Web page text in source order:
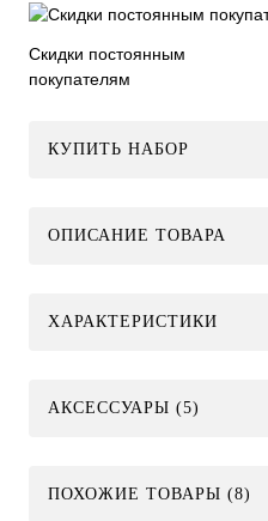
Скидки постоянным
покупателям
КУПИТЬ НАБОР
ОПИСАНИЕ ТОВАРА
ХАРАКТЕРИСТИКИ
АКСЕССУАРЫ (5)
ПОХОЖИЕ ТОВАРЫ (8)